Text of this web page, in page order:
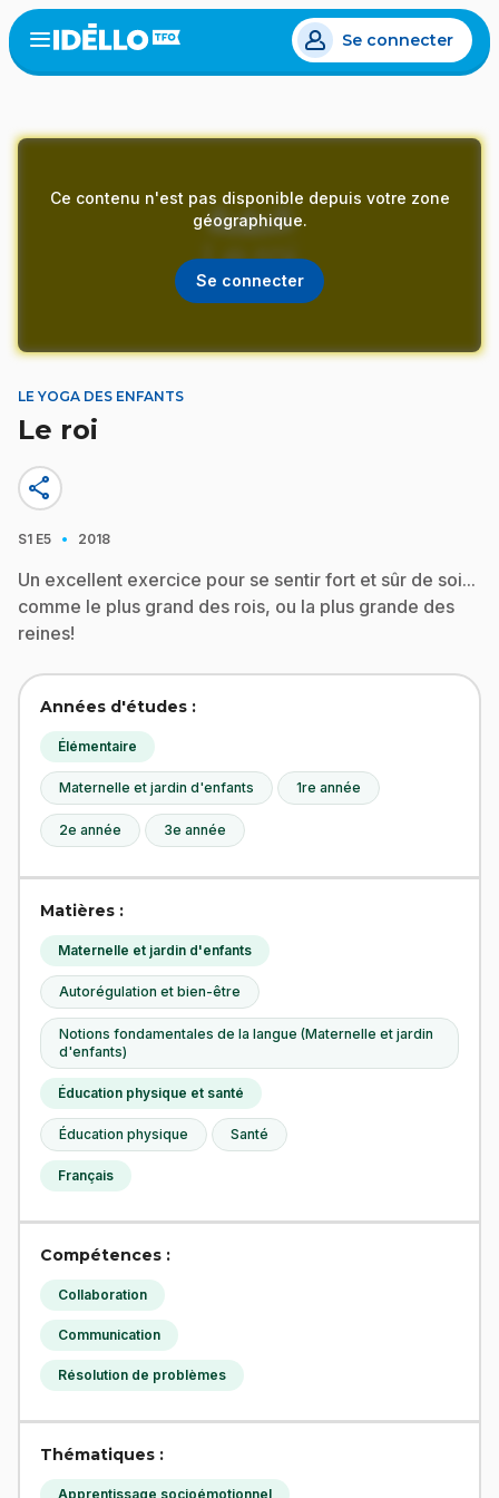
Aller
au
contenu
Open
menu
Se connecter
Ce contenu n'est pas disponible depuis votre zone
géographique.
Se connecter
LE YOGA DES ENFANTS
Le roi
share
S1 E5 · 2018
Un excellent exercice pour se sentir fort et sûr de soi...
comme le plus grand des rois, ou la plus grande des
reines!
Années d'études :
Élémentaire
Maternelle et jardin d'enfants 1re année
2e année 3e année
Matières :
Maternelle et jardin d'enfants
Autorégulation et bien-être
Notions fondamentales de la langue (Maternelle et jardin
d'enfants)
Éducation physique et santé
Éducation physique Santé
Français
Compétences :
Collaboration
Communication
Résolution de problèmes
Thématiques :
Apprentissage socioémotionnel